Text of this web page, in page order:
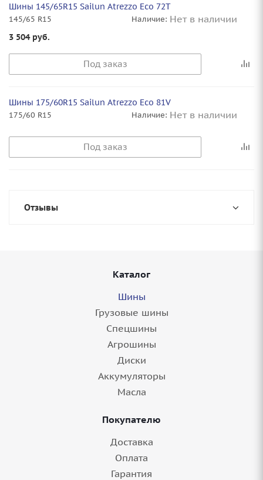
Шины 145/65R15 Sailun Atrezzo Eco 72T
145/65 R15 Наличие: Нет в наличии
3 504руб.
Под заказ
Шины 175/60R15 Sailun Atrezzo Eco 81V
175/60 R15 Наличие: Нет в наличии
Под заказ
Отзывы
Каталог
Шины
Грузовые шины
Спецшины
Агрошины
Диски
Аккумуляторы
Масла
Покупателю
Доставка
Оплата
Гарантия